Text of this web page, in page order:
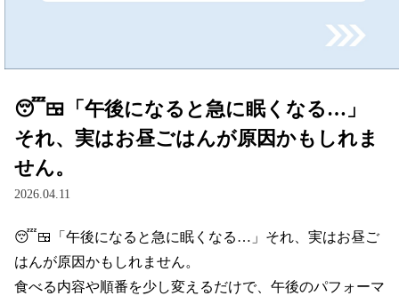
😴🍱「午後になると急に眠くなる…」
それ、実はお昼ごはんが原因かもしれま
せん。
2026.04.11
😴🍱「午後になると急に眠くなる…」それ、実はお昼ご
はんが原因かもしれません。
食べる内容や順番を少し変えるだけで、午後のパフォーマ